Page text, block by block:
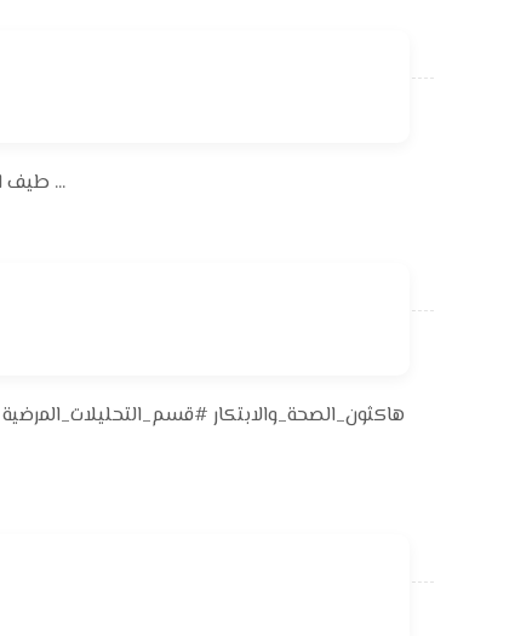
كلية العلوم في جامعة القادسية تقيم ورشة علمية حول استخدام تقنية 2DNMR طيف الرنين النووي برعاية السيد رئيس جامعة القادسية ...